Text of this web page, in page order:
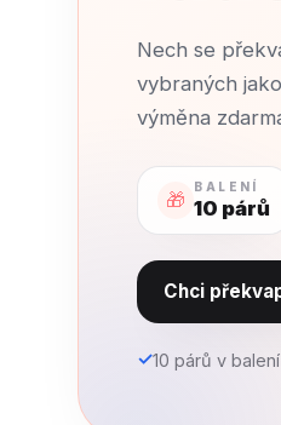
Nech se
vybraných
výměna
🎁
BALENÍ
10 párů
Chci
✓10 párů v balení